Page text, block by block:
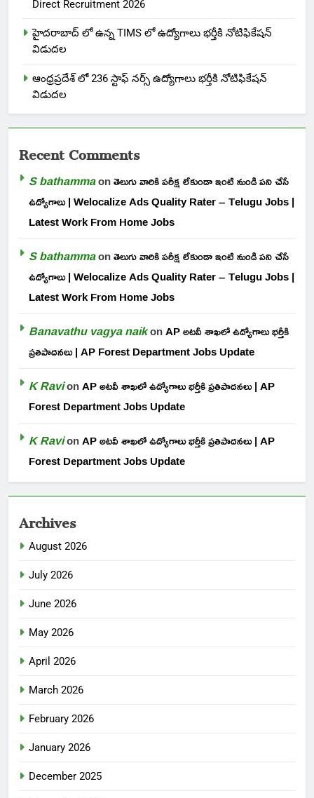
Direct Recruitment 2026
హైదరాబాద్ లో ఉన్న TIMS లో ఉద్యోగాలు భర్తీకి నోటిఫికేషన్
విడుదల
ఆంధ్రప్రదేశ్ లో 236 స్టాఫ్ నర్స్ ఉద్యోగాలు భర్తీకి నోటిఫికేషన్
విడుదల
Recent Comments
S bathammaonతెలుగు వారికి పరీక్ష లేకుండా ఇంటి నుండి పని చేసే
ఉద్యోగాలు | Welocalize Ads Quality Rater – Telugu Jobs |
Latest Work From Home Jobs
S bathammaonతెలుగు వారికి పరీక్ష లేకుండా ఇంటి నుండి పని చేసే
ఉద్యోగాలు | Welocalize Ads Quality Rater – Telugu Jobs |
Latest Work From Home Jobs
Banavathu vagya naikonAP అటవీ శాఖలో ఉద్యోగాలు భర్తీకి
ప్రతిపాదనలు | AP Forest Department Jobs Update
K RavionAP అటవీ శాఖలో ఉద్యోగాలు భర్తీకి ప్రతిపాదనలు | AP
Forest Department Jobs Update
K RavionAP అటవీ శాఖలో ఉద్యోగాలు భర్తీకి ప్రతిపాదనలు | AP
Forest Department Jobs Update
Archives
August 2026
July 2026
June 2026
May 2026
April 2026
March 2026
February 2026
January 2026
December 2025